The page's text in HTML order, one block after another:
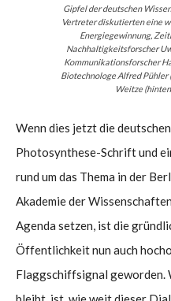
Gipfel der deutschen
Vertreter diskutierten eine
Energiegewinnung,
Nachhaltigkeitsforscher
Kommunikationsforscher
Biotechnologe Alfred Pühler
Weitze
Wenn dies jetzt die
Photosynthese-Schrift und
rund um das Thema in der
Akademie der
Agenda setzen, ist die
Öffentlichkeit nun auch
Flaggschiffsignal geworden.